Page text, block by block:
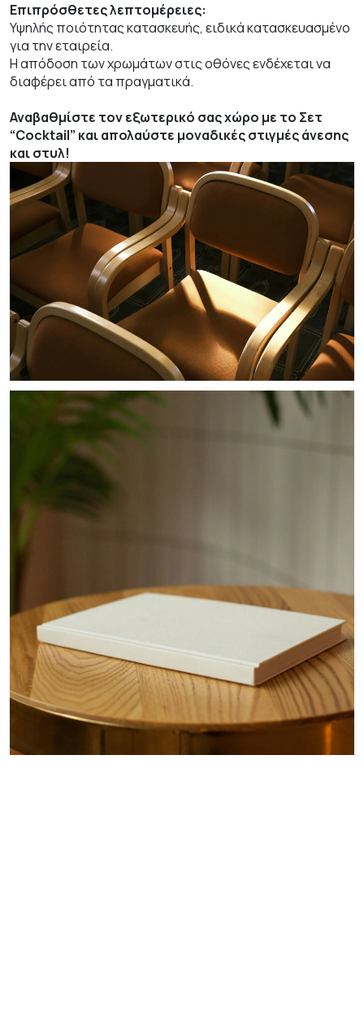
Επιπρόσθετες λεπτομέρειες:
Υψηλής ποιότητας κατασκευής, ειδικά κατασκευασμένο
για την εταιρεία.
Η απόδοση των χρωμάτων στις οθόνες ενδέχεται να
διαφέρει από τα πραγματικά.
Αναβαθμίστε τον εξωτερικό σας χώρο με το Σετ
“Cocktail” και απολαύστε μοναδικές στιγμές άνεσης
και στυλ!